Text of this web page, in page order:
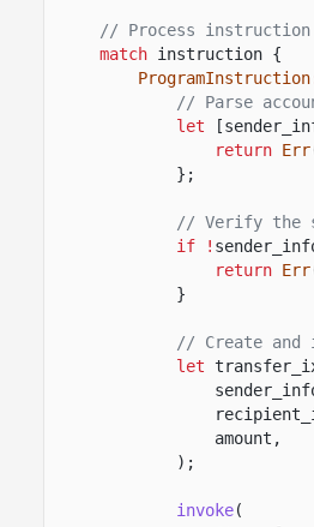
// Process instruction
match instruction {
ProgramInstruction
// Parse
let
return Err
};
// Verify the
if !
return Err
}
// Create
let
amount,
);
invoke(